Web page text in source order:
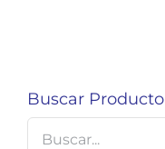
Buscar Producto